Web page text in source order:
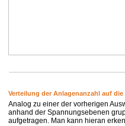
Verteilung der Anlagenanzahl auf die
Analog zu einer der vorherigen
anhand der Spannungsebenen
aufgetragen. Man kann hieran